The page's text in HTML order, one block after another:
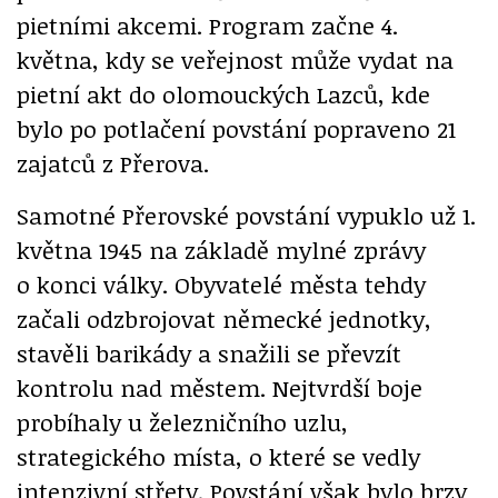
pietními akcemi. Program začne 4.
května, kdy se veřejnost může vydat na
pietní akt do olomouckých Lazců, kde
bylo po potlačení povstání popraveno 21
zajatců z Přerova.
Samotné Přerovské povstání vypuklo už 1.
května 1945 na základě mylné zprávy
o konci války. Obyvatelé města tehdy
začali odzbrojovat německé jednotky,
stavěli barikády a snažili se převzít
kontrolu nad městem. Nejtvrdší boje
probíhaly u železničního uzlu,
strategického místa, o které se vedly
intenzivní střety. Povstání však bylo brzy